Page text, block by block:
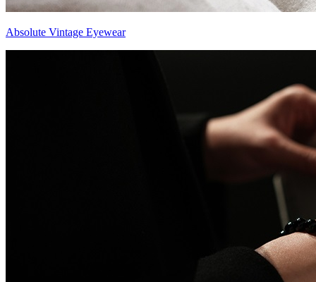
Absolute Vintage Eyewear